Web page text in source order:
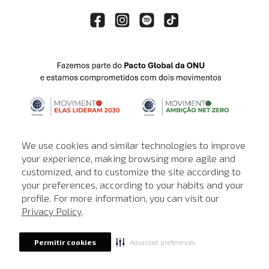
We use cookies and similar technologies to improve
your experience, making browsing more agile and
customized, and to customize the site according to
your preferences, according to your habits and your
profile. For more information, you can visit our
Privacy Policy.
Permitir cookies Advanced preferences
© © Copyright 2000-2026 - Todos os direitos reservados. A Loja de
John John reserva-se no direito de corrigir ou alterar informações
Em caso de dúvidas:0800 990 5500.
Horário de Atendimentodas 8h às 20h de segunda a sábado, exceto